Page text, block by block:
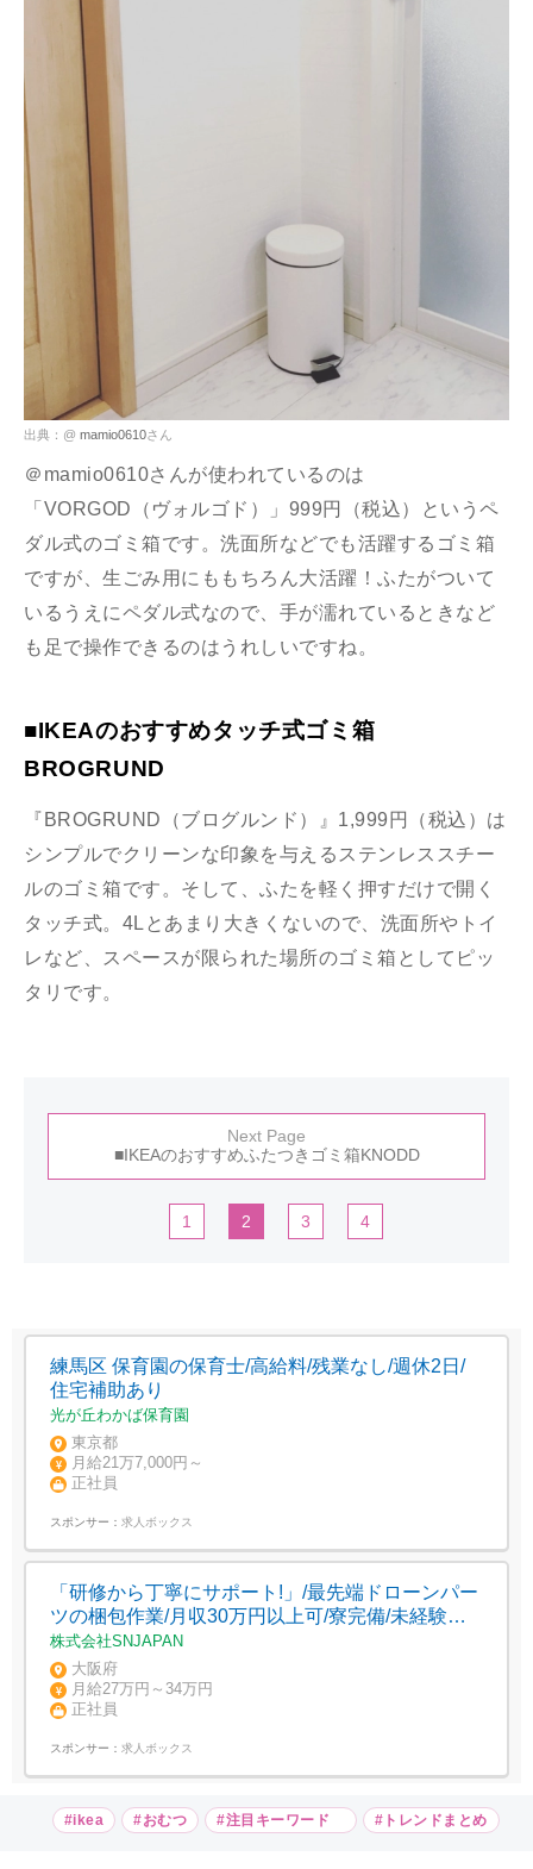
出典：@ mamio0610さん
＠mamio0610さんが使われているのは
「VORGOD（ヴォルゴド）」999円（税込）というペ
ダル式のゴミ箱です。洗面所などでも活躍するゴミ箱
ですが、生ごみ用にももちろん大活躍！ふたがついて
いるうえにペダル式なので、手が濡れているときなど
も足で操作できるのはうれしいですね。
■IKEAのおすすめタッチ式ゴミ箱
BROGRUND
『BROGRUND（ブログルンド）』1,999円（税込）は
シンプルでクリーンな印象を与えるステンレススチー
ルのゴミ箱です。そして、ふたを軽く押すだけで開く
タッチ式。4Lとあまり大きくないので、洗面所やトイ
レなど、スペースが限られた場所のゴミ箱としてピッ
タリです。
Next Page
■IKEAのおすすめふたつきゴミ箱KNODD
1 2 3 4
練馬区 保育園の保育士/高給料/残業なし/週休2日/
住宅補助あり
光が丘わかば保育園
東京都
月給21万7,000円～
正社員
スポンサー： 求人ボックス
「研修から丁寧にサポート!」/最先端ドローンパー
ツの梱包作業/月収30万円以上可/寮完備/未経験歓
迎/日払いOK
株式会社SNJAPAN
大阪府
月給27万円～34万円
正社員
スポンサー： 求人ボックス
#ikea #おむつ #注目キーワード #トレンドまとめ